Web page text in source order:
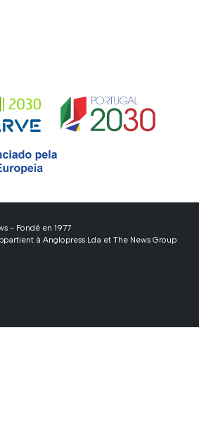
- Fondé en 1977
à Anglopress Lda et The News Group